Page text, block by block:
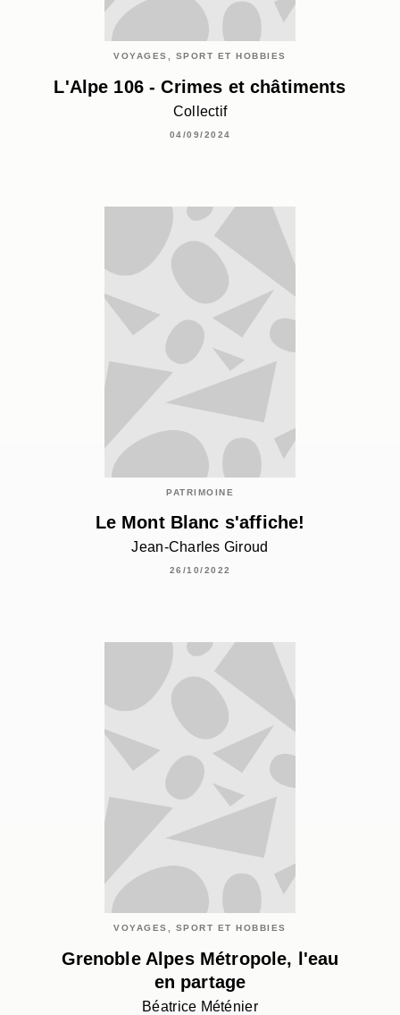
VOYAGES, SPORT ET HOBBIES
L'Alpe 106 - Crimes et châtiments
Collectif
04/09/2024
PATRIMOINE
Le Mont Blanc s'affiche!
Jean-Charles Giroud
26/10/2022
VOYAGES, SPORT ET HOBBIES
Grenoble Alpes Métropole, l'eau
en partage
Béatrice Méténier